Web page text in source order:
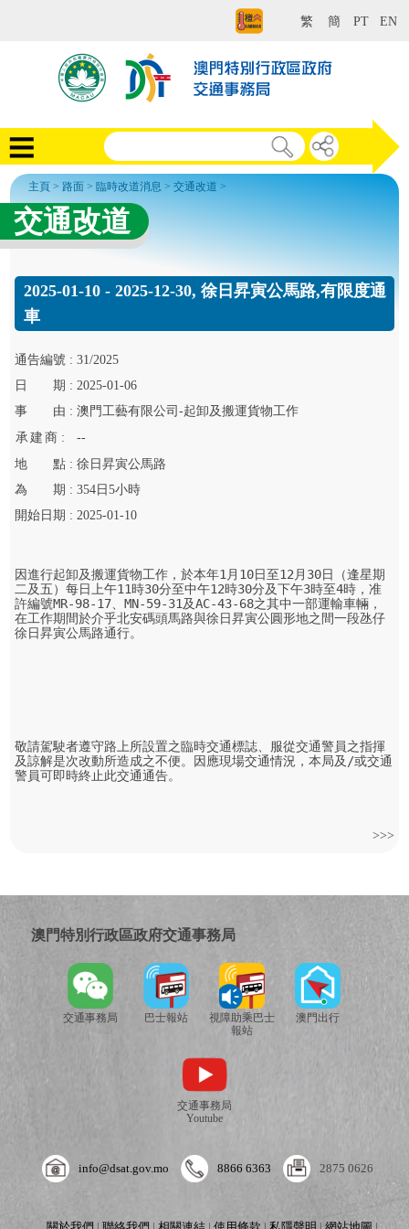
繁 簡 PT EN
主頁 >路面 > 臨時改道消息 >交通改道 >
交通改道
2025-01-10 - 2025-12-30, 徐日昇寅公馬路,有限度通
車
通告編號 :31/2025
日
期 :2025-01-06
事
由 :澳門工藝有限公司-起卸及搬運貨物工作
承建 商 :
--
地
點 :徐日昇寅公馬路
為
期 :354 日5小時
開始 日期 :2025-01-10
因進行起卸及搬運貨物工作，於本年1月10日至12月30日（逢星期
二及五）每日上午11時30分至中午12時30分及下午3時至4時，准
許編號MR-98-17、MN-59-31及AC-43-68之其中一部運輸車輛，
在工作期間於介乎北安碼頭馬路與徐日昇寅公圓形地之間一段氹仔
徐日昇寅公馬路通行。
敬請駕駛者遵守路上所設置之臨時交通標誌、服從交通警員之指揮
及諒解是次改動所造成之不便。因應現場交通情況，本局及/或交通
警員可即時終止此交通通告。
>>>
澳門特別行政區政府交通事務局
交通事務局 巴士報站
視障助乘巴士
報站
澳門出行
交通事務局
Youtube
info@dsat.gov.mo 8866 6363 2875 0626